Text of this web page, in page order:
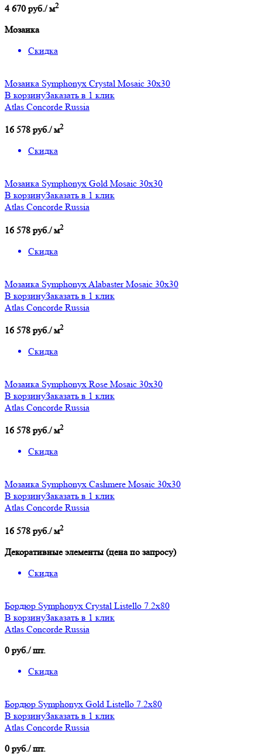
4 670 руб./ м2
Мозаика
Скидка
Мозаика Symphonyx Crystal Mosaic 30x30
В корзинуЗаказать в 1 клик
Atlas Concorde Russia
16 578 руб./ м2
Скидка
Мозаика Symphonyx Gold Mosaic 30x30
В корзинуЗаказать в 1 клик
Atlas Concorde Russia
16 578 руб./ м2
Скидка
Мозаика Symphonyx Alabaster Mosaic 30x30
В корзинуЗаказать в 1 клик
Atlas Concorde Russia
16 578 руб./ м2
Скидка
Мозаика Symphonyx Rose Mosaic 30x30
В корзинуЗаказать в 1 клик
Atlas Concorde Russia
16 578 руб./ м2
Скидка
Мозаика Symphonyx Cashmere Mosaic 30x30
В корзинуЗаказать в 1 клик
Atlas Concorde Russia
16 578 руб./ м2
Декоративные элементы (цена по запросу)
Скидка
Бордюр Symphonyx Crystal Listello 7.2x80
В корзинуЗаказать в 1 клик
Atlas Concorde Russia
0 руб./ шт.
Скидка
Бордюр Symphonyx Gold Listello 7.2x80
В корзинуЗаказать в 1 клик
Atlas Concorde Russia
0 руб./ шт.